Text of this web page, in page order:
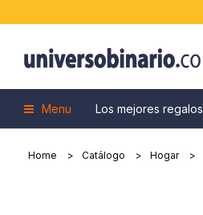
Menu Los mejores regalos
Home Catálogo Hogar